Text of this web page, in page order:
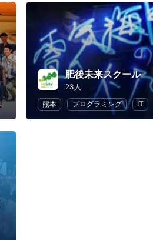
マーケティング ビジネス
肥後未来スクール
23人
熊本
プログラミング IT